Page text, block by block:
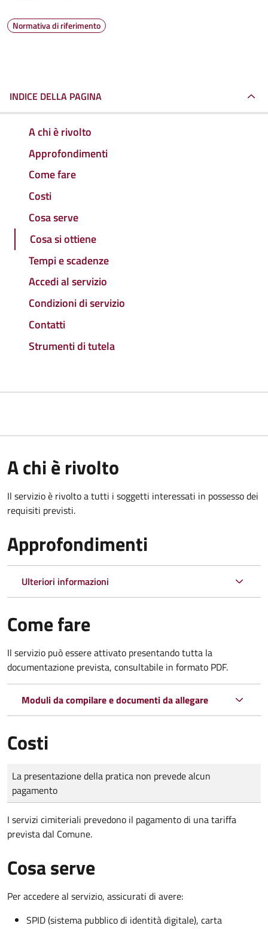
Normativa di riferimento
INDICE DELLA PAGINA
A chi è rivolto
Approfondimenti
Come fare
Costi
Cosa serve
Cosa si ottiene
Tempi e scadenze
Accedi al servizio
Condizioni di servizio
Contatti
Strumenti di tutela
A chi è rivolto
Il servizio è rivolto a tutti i soggetti interessati in possesso dei
requisiti previsti.
Approfondimenti
Ulteriori informazioni
Come fare
Il servizio può essere attivato presentando tutta la
documentazione prevista, consultabile in formato PDF.
Moduli da compilare e documenti da allegare
Costi
Tipo di pagamento
Importo
La presentazione della pratica non prevede alcun
pagamento
I servizi cimiteriali prevedono il pagamento di una tariffa
prevista dal Comune.
Cosa serve
Per accedere al servizio, assicurati di avere:
SPID (sistema pubblico di identità digitale), carta